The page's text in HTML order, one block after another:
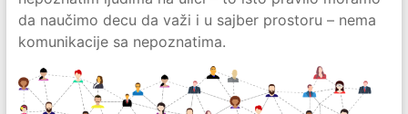
da naučimo decu da važi i u sajber prostoru – nema
komunikacije sa nepoznatima.